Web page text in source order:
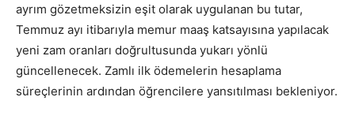
ayrım gözetmeksizin eşit olarak uygulanan bu tutar,
Temmuz ayı itibarıyla memur maaş katsayısına yapılacak
yeni zam oranları doğrultusunda yukarı yönlü
güncellenecek. Zamlı ilk ödemelerin hesaplama
süreçlerinin ardından öğrencilere yansıtılması bekleniyor.